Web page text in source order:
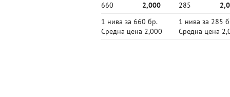
660
2,000
1 нива за 660 бр.
Средна цена 2,000
285
1 нива за 285
Средна цена